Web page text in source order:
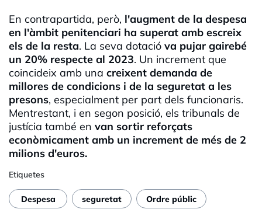
En contrapartida, però, l'augment de la despesa
en l'àmbit penitenciari ha superat amb escreix
els de la resta. La seva dotació va pujar gairebé
un 20% respecte al 2023. Un increment que
coincideix amb una creixent demanda de
millores de condicions i de la seguretat a les
presons, especialment per part dels funcionaris.
Mentrestant, i en segon posició, els tribunals de
justícia també en van sortir reforçats
econòmicament amb un increment de més de 2
milions d'euros.
Etiquetes
Despesa seguretat Ordre públic